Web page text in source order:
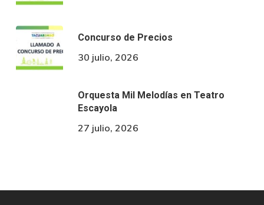
Concurso de Precios
30 julio, 2026
Orquesta Mil Melodías en Teatro
Escayola
27 julio, 2026